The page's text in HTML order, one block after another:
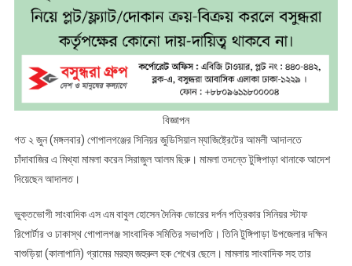
বিজ্ঞাপন
গত ২ জুন (মঙ্গলবার) গোপালগঞ্জের সিনিয়র জুডিসিয়াল ম্যাজিষ্ট্রেটের আমলী আদালতে
চাঁদাবাজির এ মিথ্যা মামলা করেন সিরাজুল আলম ছিরু। মামলা তদন্তে টুঙ্গিপাড়া থানাকে আদেশ
দিয়েছেন আদালত।
ভুক্তভোগী সাংবাদিক এস এম বাবুল হোসেন দৈনিক ভোরের দর্পন পত্রিকার সিনিয়র স্টাফ
রিপোর্টার ও ঢাকাস্থ গোপালগঞ্জ সাংবাদিক সমিতির সভাপতি। তিনি টুঙ্গিপাড়া উপজেলার দক্ষিন
বাশুড়িয়া (কালাপানি) গ্রামের মরহুম জহুরুল হক শেখের ছেলে। মামলায় সাংবাদিক সহ তার